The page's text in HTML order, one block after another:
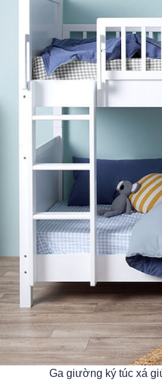
Ga giường ký túc xá